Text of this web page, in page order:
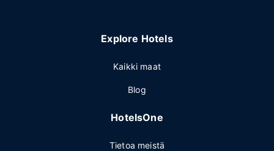
Explore Hotels
Kaikki maat
Blog
HotelsOne
Tietoa meistä